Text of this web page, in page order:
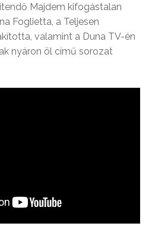
Majdem kifogástalan
Foglietta, a Teljesen
valamint a Duna TV-én
nyáron öl című sorozat